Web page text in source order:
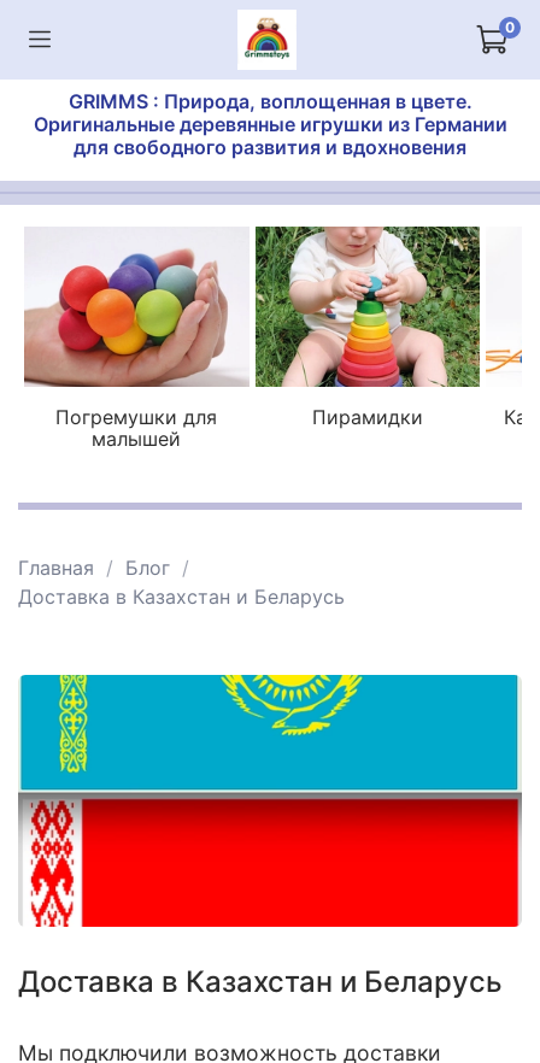
0
GRIMMS : Природа, воплощенная в цвете.
Оригинальные деревянные игрушки из Германии
для свободного развития и вдохновения
Погремушки для
малышей
Пирамидки
Главная
Блог
Доставка в Казахстан и Беларусь
Доставка в Казахстан и Беларусь
Мы подключили возможность доставки